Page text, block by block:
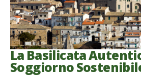
La Basilicata
Soggiorno